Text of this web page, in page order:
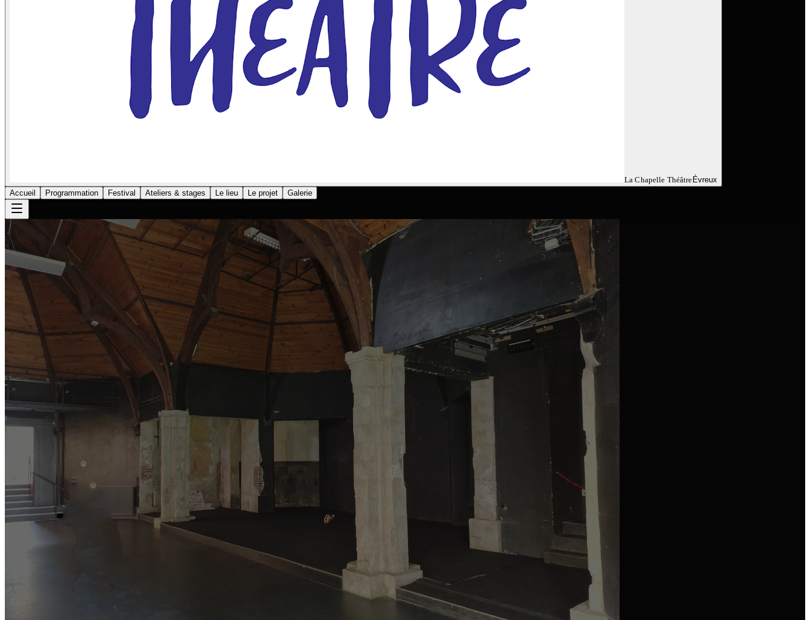
La Chapelle Théâtre Évreux
Accueil
Programmation Festival Ateliers & stages Le lieu Le projet Galerie